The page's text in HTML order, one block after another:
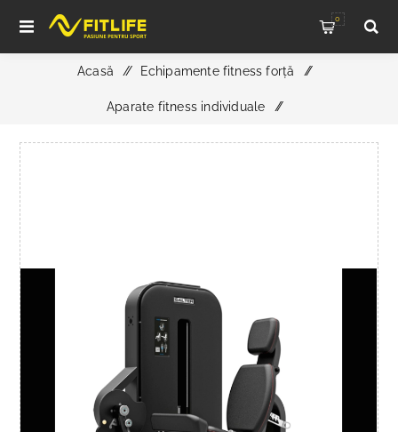
0
Acasă / Echipamente fitness forță /
Aparate fitness individuale /
APARAT EXTENSIE PICIOARE, M-2026 ESSENCE, SALTER